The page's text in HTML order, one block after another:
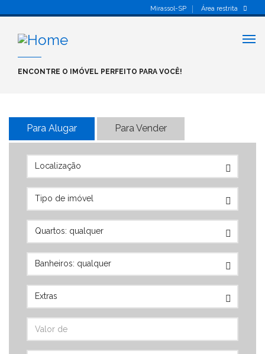
Mirassol-SP Área restrita
ENCONTRE O IMÓVEL PERFEITO PARA VOCÊ!
Para Alugar Para Vender